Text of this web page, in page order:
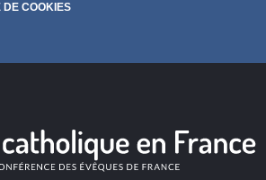
DE COOKIES